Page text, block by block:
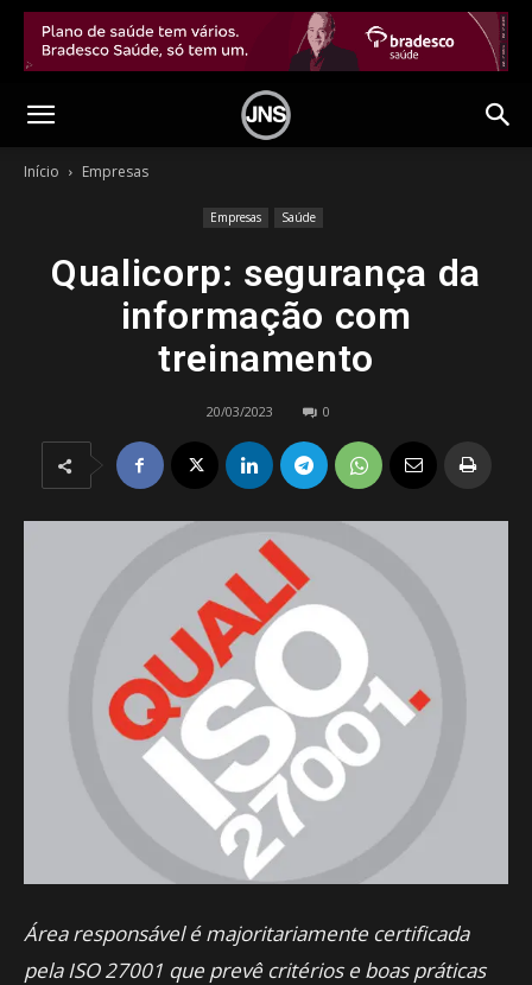
Início Empresas
Empresas Saúde
Qualicorp: segurança da
informação com
treinamento
20/03/2023 0
Área responsável é majoritariamente certificada
pela ISO 27001 que prevê critérios e boas práticas